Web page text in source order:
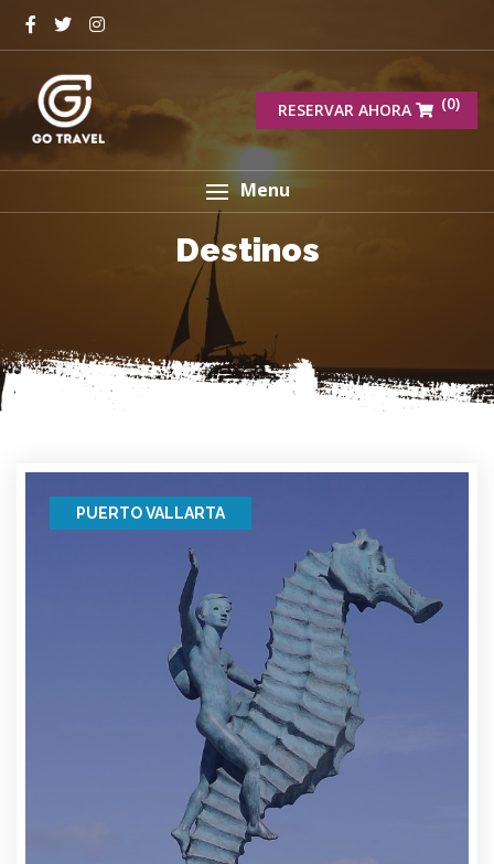
RESERVAR AHORA (0)
Menu
Destinos
PUERTO VALLARTA